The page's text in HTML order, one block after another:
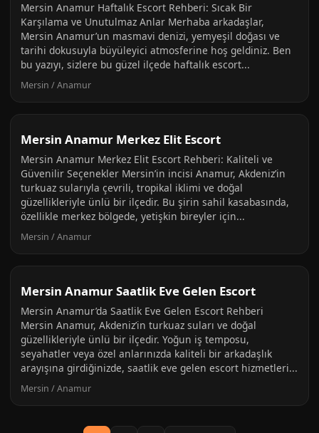
Mersin Anamur Haftalık Escort Rehberi: Sıcak Bir
Karşılama ve Unutulmaz Anlar Merhaba arkadaşlar,
Mersin Anamur’un masmavi denizi, yemyeşil doğası ve
tarihi dokusuyla büyüleyici atmosferine hoş geldiniz. Ben
bu yazıyı, sizlere bu güzel ilçede haftalık escort...
Mersin / Anamur
Mersin Anamur Merkez Elit Escort
Mersin Anamur Merkez Elit Escort Rehberi: Kaliteli ve
Güvenilir Seçenekler Mersin’in incisi Anamur, Akdeniz’in
turkuaz sularıyla çevrili, tropikal iklimi ve doğal
güzellikleriyle ünlü bir ilçedir. Bu şirin sahil kasabasında,
özellikle merkez bölgede, yetişkin bireyler için...
Mersin / Anamur
Mersin Anamur Saatlik Eve Gelen Escort
Mersin Anamur’da Saatlik Eve Gelen Escort Rehberi
Mersin Anamur, Akdeniz’in turkuaz suları ve doğal
güzellikleriyle ünlü bir ilçedir. Yoğun iş temposu,
seyahatler veya özel anlarınızda kaliteli bir arkadaşlık
arayışına girdiğinizde, saatlik eve gelen escort hizmetleri...
Mersin / Anamur